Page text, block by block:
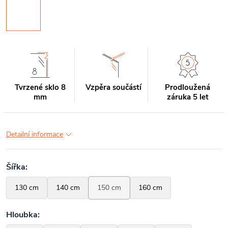
Tvrzené sklo 8
mm
Vzpěra součástí
Prodloužená
záruka 5 let
Detailní informace